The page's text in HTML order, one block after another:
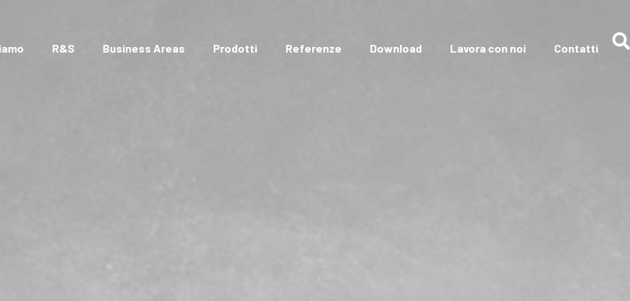
R&S Business Areas Prodotti Referenze Download Lavora con noi Contatti